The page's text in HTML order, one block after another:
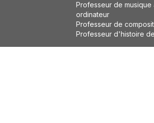
Professeur de musique
ordinateur
Professeur de
Professeur d'histoire